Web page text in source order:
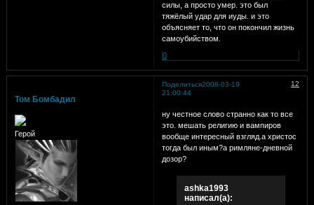
силы, а просто умер. это был
тяжёлый удар для иуды. и это
объясняет то, что он покончил жизнь
самоубийством.
0
Поделиться 12
2008-03-19
21:00:44
Том Бомбадил
Герой
ну честное слово странно как то все
это. мешать религию и вампиров
вообще интересный взгляд.а христос
тогда был иным?а римляне-дневной
дозор?
ashka1993
написал(а):